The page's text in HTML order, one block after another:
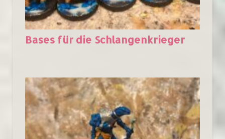
Bases für die Schlangenkrieger